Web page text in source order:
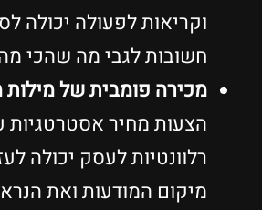
וקריאות לפעולה יכולה
חשובות לגבי מה שהכי
מכירה פומבית של
הצעות מחיר אסטרטגיות
רלוונטיות לעסק יכולה
מיקום המודעות ואת